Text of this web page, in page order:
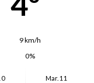
9 km/h
0%
Mar. 11